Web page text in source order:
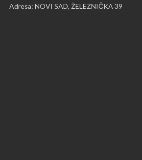
Adresa: NOVI SAD, ŽELEZNIČKA 39